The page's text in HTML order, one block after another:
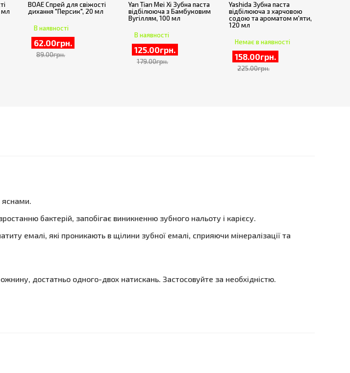
мл
BOAE Спрей для свіжості
дихання "Персик", 20 мл
В наявності
62.00грн.
89.00грн.
Yan Tian Mei Xi Зубна паста
відбілююча з Бамбуковим
Вугіллям, 100 мл
В наявності
125.00грн.
179.00грн.
Yashida Зубна паста
відбілююча з харчовою
содою та ароматом м'яти,
120 мл
Немає в наявності
158.00грн.
225.00грн.
яснами.
бактерій, запобігає виникненню зубного нальоту і карієсу.
емалі, які проникають в щілини зубної емалі, сприяючи мінералізації та
достатньо одного-двох натискань. Застосовуйте за необхідністю.